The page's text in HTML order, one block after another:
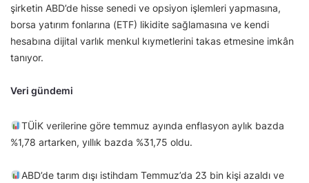
şirketin ABD’de hisse senedi ve opsiyon işlemleri yapmasına,
borsa yatırım fonlarına (ETF) likidite sağlamasına ve kendi
hesabına dijital varlık menkul kıymetlerini takas etmesine imkân
tanıyor.
Veri gündemi
TÜİK verilerine göre temmuz ayında enflasyon aylık bazda
%1,78 artarken, yıllık bazda %31,75 oldu.
ABD’de tarım dışı istihdam Temmuz’da 23 bin kişi azaldı ve